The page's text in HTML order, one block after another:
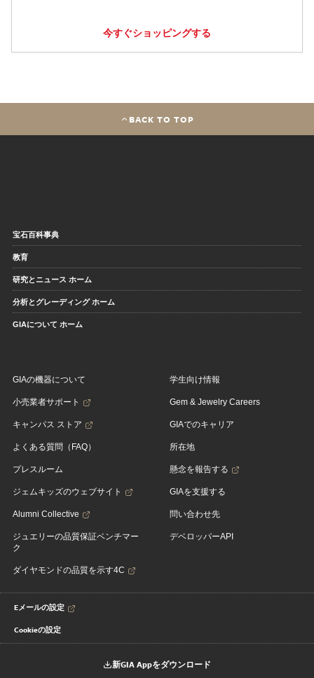
今すぐショッピングする
BACK TO TOP
宝石百科事典
教育
研究とニュース ホーム
分析とグレーディング ホーム
GIAについて ホーム
GIAの機器について
小売業者サポート
キャンパス ストア
よくある質問（FAQ）
プレスルーム
ジェムキッズのウェブサイト
Alumni Collective
ジュエリーの品質保証ベンチマー
ク
ダイヤモンドの品質を示す4C
学生向け情報
Gem & Jewelry Careers
GIAでのキャリア
所在地
懸念を報告する
GIAを支援する
問い合わせ先
デベロッパーAPI
Eメールの設定
Cookieの設定
新GIA Appをダウンロード